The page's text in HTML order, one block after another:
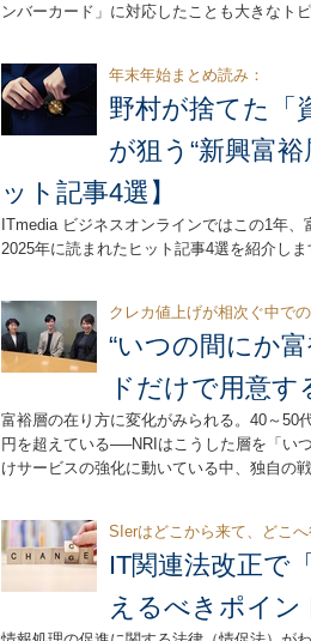
ンバーカード」に対応したことも大きなトピ
年末年始まとめ読み：
野村が捨てた「
が狙う“新興富
ット記事4選】
ITmedia ビジネスオンラインではこの1年
2025年に読まれたヒット記事4選を紹介しま
クレカ値上げが相次ぐ中で
“いつの間にか
ドだけで用意す
富裕層の在り方に変化がみられる。40～50
円を超えている──NRIはこうした層を「い
けサービスの強化に動いている中、独自の
SIerはどこから来て、どこへ
IT関連法改正で
えるべきポイン